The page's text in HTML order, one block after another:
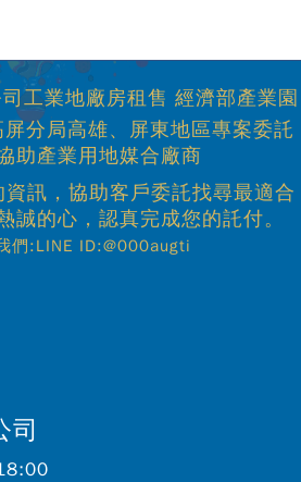
工業地廠房租售 經濟部產業園
分局高雄、屏東地區專案委託
助產業用地媒合廠商
訊，協助客戶委託找尋最適合
誠的心，認真完成您的託付。
們:LINE ID:@000augti
司